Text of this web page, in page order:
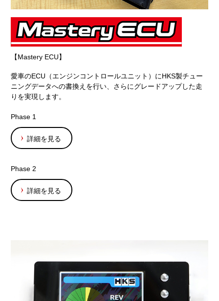
【Mastery ECU】
愛車のECU（エンジンコントロールユニット）にHKS製チュー
ニングデータへの書換えを行い、さらにグレードアップした走
りを実現します。
Phase 1
詳細を見る
Phase 2
詳細を見る